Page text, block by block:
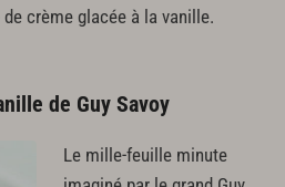
crème glacée à la vanille.
de Guy Savoy
Le mille-feuille minute